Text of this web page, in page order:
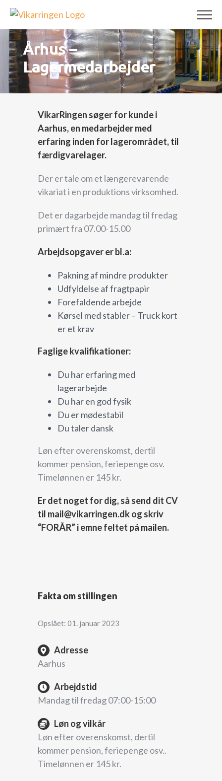
Skip
content
Århus –
Lagermedarbejder
VikarRingen søger for kunde i
Aarhus, en medarbejder med
erfaring inden for lagerområdet, til
færdigvarelager.
Der er tale om et længerevarende
vikariat i en produktions virksomhed.
Det er dagarbejde mandag til fredag
primært fra 07.00-15.00
Arbejdsopgaver er bl.a:
Pakning af mindre produkter
Udfyldelse af fragtpapir
Forefaldende arbejde
Kørsel med stabler – Truck kort
er et krav
Faglige kvalifikationer:
Du har erfaring med
lagerarbejde
Du har en god fysik
Du er mødestabil
Du taler dansk
Løn efter overenskomst, dertil
kommer pension, feriepenge osv.
Timelønnen er 145 kr.
Er det noget for dig, så send dit CV
til mail@vikarringen.dk og skriv
“FORÅR” i emne feltet på mailen.
Fakta om stillingen
Opslået: 01. januar 2023
Adresse
Aarhus
Arbejdstid
Mandag til fredag 07:00-15:00
Løn og vilkår
Løn efter overenskomst, dertil
kommer pension, feriepenge osv..
Timelønnen er 145 kr.